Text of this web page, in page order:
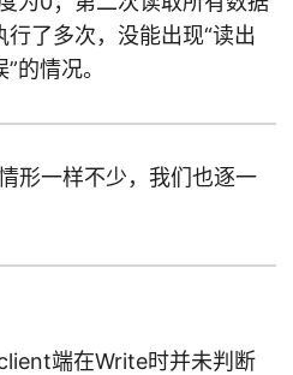
了多次，没能出现“读出
的情况。
形一样不少，我们也逐一
端在Write时并未判断